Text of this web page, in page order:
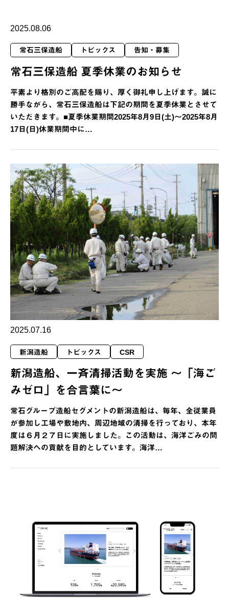
2025.08.06
常石三保造船 トピックス 告知・募集
常石三保造船 夏季休業のお知らせ
平素より格別のご高配を賜り、厚く御礼申し上げます。誠に
勝手ながら、常石三保造船は下記の期間を夏季休業とさせて
いただきます。■夏季休業期間2025年8月9日(土)～2025年8月
17日(日)休業期間中に…
2025.07.16
新潟造船 トピックス CSR
新潟造船、一斉清掃活動を実施 ～「海ご
みゼロ」を合言葉に～
常石グループ造船セグメントの新潟造船は、毎年、全従業員
が参加し工場や敷地内、周辺地域の清掃を行っており、本年
度は６月２７日に実施しました。この活動は、海洋ごみの問
題解決への貢献を目的としています。海洋…